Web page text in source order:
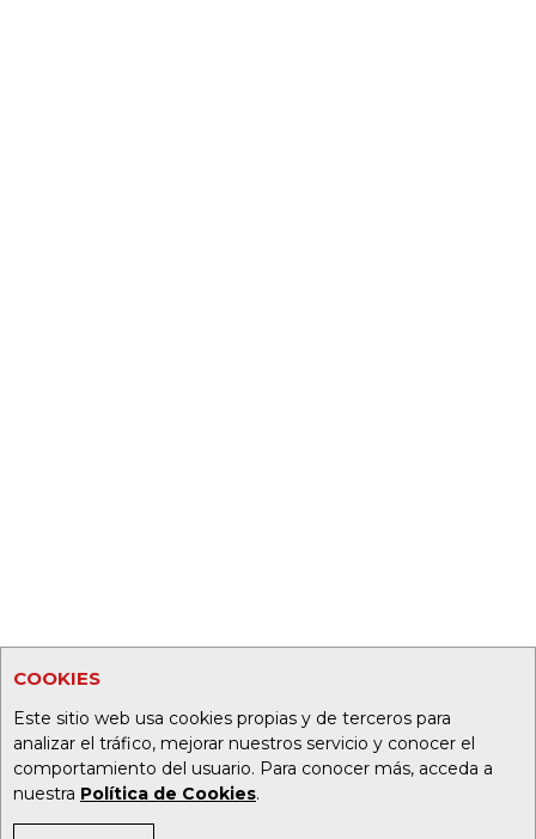
COOKIES
Este sitio web usa cookies propias y de terceros para
analizar el tráfico, mejorar nuestros servicio y conocer el
comportamiento del usuario. Para conocer más, acceda a
nuestra Política de Cookies.